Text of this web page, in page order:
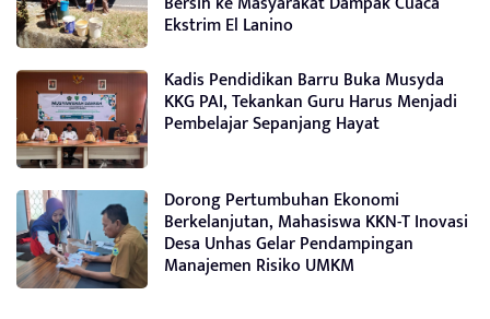
Ekstrim El Lanino
Kadis Pendidikan Barru Buka Musyda
KKG PAI, Tekankan Guru Harus Menjadi
Pembelajar Sepanjang Hayat
Dorong Pertumbuhan Ekonomi
Berkelanjutan, Mahasiswa KKN-T Inovasi
Desa Unhas Gelar Pendampingan
Manajemen Risiko UMKM